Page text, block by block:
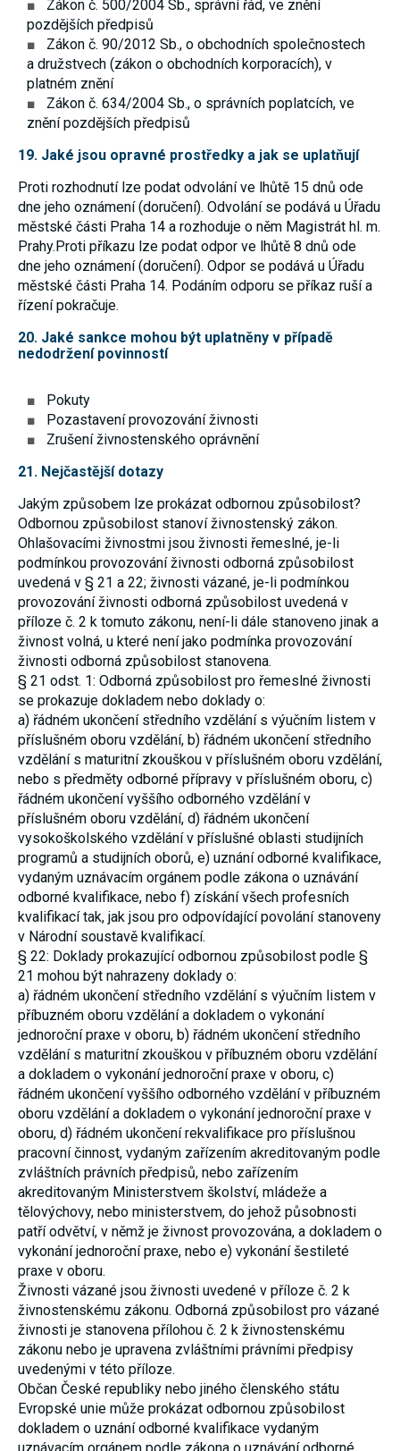
Zákon č. 500/2004 Sb., správní řád, ve znění
pozdějších předpisů
Zákon č. 90/2012 Sb., o obchodních společnostech
a družstvech (zákon o obchodních korporacích), v
platném znění
Zákon č. 634/2004 Sb., o správních poplatcích, ve
znění pozdějších předpisů
19. Jaké jsou opravné prostředky a jak se uplatňují
Proti rozhodnutí lze podat odvolání ve lhůtě 15 dnů ode
dne jeho oznámení (doručení). Odvolání se podává u Úřadu
městské části Praha 14 a rozhoduje o něm Magistrát hl. m.
Prahy.Proti příkazu lze podat odpor ve lhůtě 8 dnů ode
dne jeho oznámení (doručení). Odpor se podává u Úřadu
městské části Praha 14. Podáním odporu se příkaz ruší a
řízení pokračuje.
20. Jaké sankce mohou být uplatněny v případě
nedodržení povinností
Pokuty
Pozastavení provozování živnosti
Zrušení živnostenského oprávnění
21. Nejčastější dotazy
Jakým způsobem lze prokázat odbornou způsobilost?
Odbornou způsobilost stanoví živnostenský zákon.
Ohlašovacími živnostmi jsou živnosti řemeslné, je-li
podmínkou provozování živnosti odborná způsobilost
uvedená v § 21 a 22; živnosti vázané, je-li podmínkou
provozování živnosti odborná způsobilost uvedená v
příloze č. 2 k tomuto zákonu, není-li dále stanoveno jinak a
živnost volná, u které není jako podmínka provozování
živnosti odborná způsobilost stanovena.
§ 21 odst. 1: Odborná způsobilost pro řemeslné živnosti
se prokazuje dokladem nebo doklady o:
a) řádném ukončení středního vzdělání s výučním listem v
příslušném oboru vzdělání, b) řádném ukončení středního
vzdělání s maturitní zkouškou v příslušném oboru vzdělání,
nebo s předměty odborné přípravy v příslušném oboru, c)
řádném ukončení vyššího odborného vzdělání v
příslušném oboru vzdělání, d) řádném ukončení
vysokoškolského vzdělání v příslušné oblasti studijních
programů a studijních oborů, e) uznání odborné kvalifikace,
vydaným uznávacím orgánem podle zákona o uznávání
odborné kvalifikace, nebo f) získání všech profesních
kvalifikací tak, jak jsou pro odpovídající povolání stanoveny
v Národní soustavě kvalifikací.
§ 22: Doklady prokazující odbornou způsobilost podle §
21 mohou být nahrazeny doklady o:
a) řádném ukončení středního vzdělání s výučním listem v
příbuzném oboru vzdělání a dokladem o vykonání
jednoroční praxe v oboru, b) řádném ukončení středního
vzdělání s maturitní zkouškou v příbuzném oboru vzdělání
a dokladem o vykonání jednoroční praxe v oboru, c)
řádném ukončení vyššího odborného vzdělání v příbuzném
oboru vzdělání a dokladem o vykonání jednoroční praxe v
oboru, d) řádném ukončení rekvalifikace pro příslušnou
pracovní činnost, vydaným zařízením akreditovaným podle
zvláštních právních předpisů, nebo zařízením
akreditovaným Ministerstvem školství, mládeže a
tělovýchovy, nebo ministerstvem, do jehož působnosti
patří odvětví, v němž je živnost provozována, a dokladem o
vykonání jednoroční praxe, nebo e) vykonání šestileté
praxe v oboru.
Živnosti vázané jsou živnosti uvedené v příloze č. 2 k
živnostenskému zákonu. Odborná způsobilost pro vázané
živnosti je stanovena přílohou č. 2 k živnostenskému
zákonu nebo je upravena zvláštními právními předpisy
uvedenými v této příloze.
Občan České republiky nebo jiného členského státu
Evropské unie může prokázat odbornou způsobilost
dokladem o uznání odborné kvalifikace vydaným